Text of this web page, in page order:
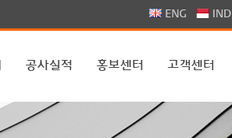
ENG IND
공사실적 홍보센터 고객센터